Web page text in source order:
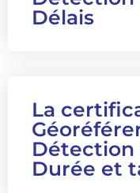
Délais
La
Détection
Durée et